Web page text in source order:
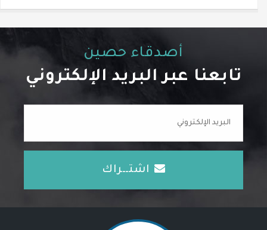
أصدقاء حصين
تابعنا عبر البريد الإلكتروني
اشتــراك